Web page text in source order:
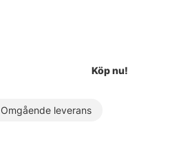
Köp nu!
Omgående leverans